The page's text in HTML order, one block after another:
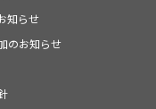
知らせ
のお知らせ